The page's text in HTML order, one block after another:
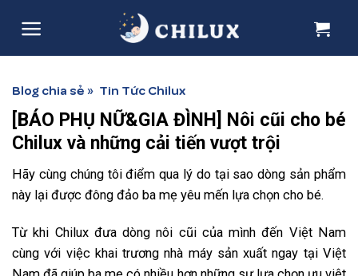
Blog chia sẻ » Tin Tức Chilux
[BÁO PHỤ NỮ&GIA ĐÌNH] Nôi cũi cho bé
Chilux và những cải tiến vượt trội
Hãy cùng chúng tôi điểm qua lý do tại sao dòng sản phẩm
này lại được đông đảo ba mẹ yêu mến lựa chọn cho bé.
Từ khi Chilux đưa dòng nôi cũi của mình đến Việt Nam
cùng với việc khai trương nhà máy sản xuất ngay tại Việt